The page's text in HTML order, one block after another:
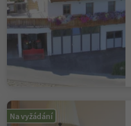
Na vyžádání